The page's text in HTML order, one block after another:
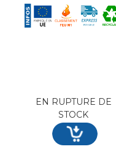
EN RUPTURE DE
STOCK